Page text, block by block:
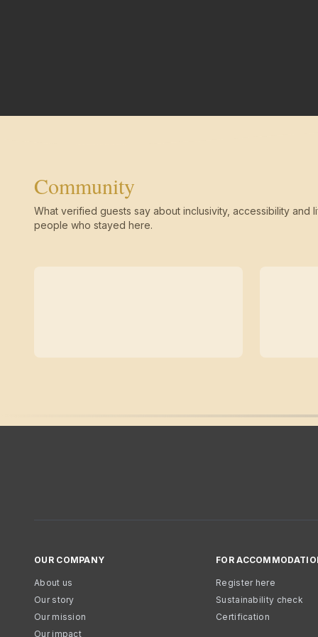
Community
What verified guests say about inclusivity, accessibility and
people who stayed here.
OUR COMPANY
About us
Our story
Our mission
Our impact
FOR
Register here
Sustainability check
Certification